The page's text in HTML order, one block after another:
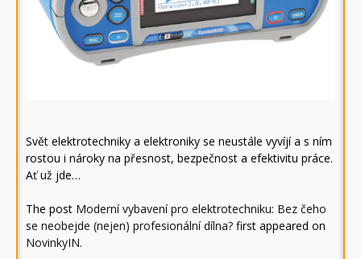
Svět elektrotechniky a elektroniky se neustále vyvíjí a s ním
rostou i nároky na přesnost, bezpečnost a efektivitu práce.
Ať už jde…
The post Moderní vybavení pro elektrotechniku: Bez čeho
se neobejde (nejen) profesionální dílna? first appeared on
NovinkyIN.